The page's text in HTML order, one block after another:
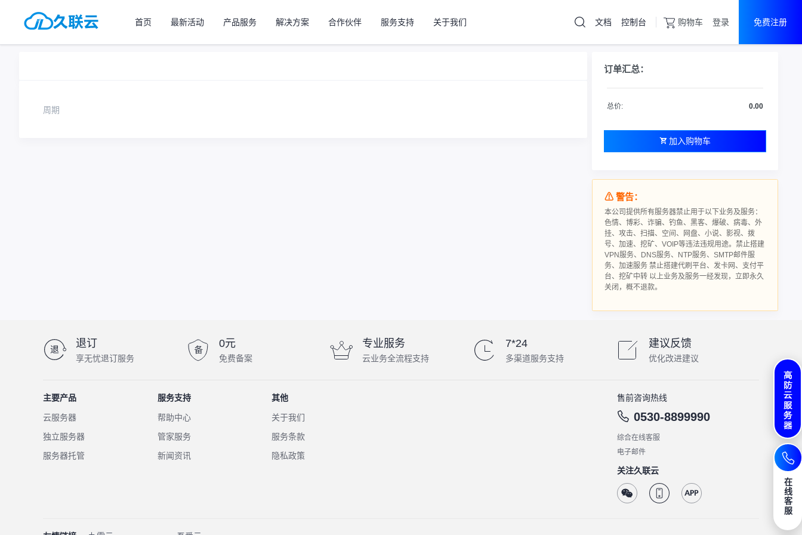
首页 最新活动 产品服务 解决方案 合作伙伴 服务支持 关于我们
控制台
文档 控制台 购物车 登录 免费注册
周期
订单汇总：
总价: 0.00
加入购物车
⚠ 警告：
本公司提供所有服务器禁止用于以下业务及服务：
色情、博彩、诈骗、钓鱼、黑客、爆破、病毒、外
挂、攻击、扫描、空间、网盘、小说、影视、拨
号、加速、挖矿、VOIP等违法违规用途。禁止搭建
VPN服务、DNS服务、NTP服务、SMTP邮件服
务、加速服务 禁止搭建代刷平台、发卡网、支付平
台、挖矿中转 以上业务及服务一经发现，立即永久
关闭，概不退款。
退订
享无忧退订服务
0元
免费备案
专业服务
云业务全流程支持
7*24
多渠道服务支持
建议反馈
优化改进建议
主要产品
云服务器
独立服务器
服务器托管
服务支持
帮助中心
管家服务
新闻资讯
其他
关于我们
服务条款
隐私政策
售前咨询热线
0530-8899990
综合在线客服
电子邮件
关注久联云
在
线
客
服